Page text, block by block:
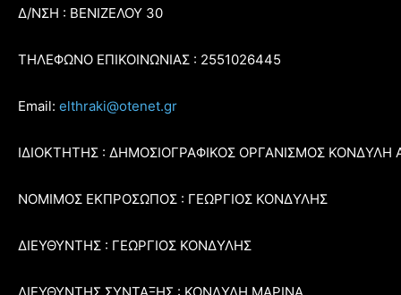
Δ/ΝΣΗ : ΒΕΝΙΖΕΛΟΥ 30
ΤΗΛΕΦΩΝΟ ΕΠΙΚΟΙΝΩΝΙΑΣ : 2551026445
Email: elthraki@otenet.gr
ΙΔΙΟΚΤΗΤΗΣ : ΔΗΜΟΣΙΟΓΡΑΦΙΚΟΣ ΟΡΓΑΝΙΣΜΟΣ ΚΟΝΔΥΛΗ
ΝΟΜΙΜΟΣ ΕΚΠΡΟΣΩΠΟΣ : ΓΕΩΡΓΙΟΣ ΚΟΝΔΥΛΗΣ
ΔΙΕΥΘΥΝΤΗΣ : ΓΕΩΡΓΙΟΣ ΚΟΝΔΥΛΗΣ